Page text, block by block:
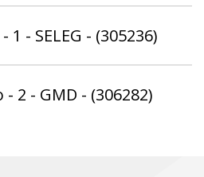
1 - SELEG - (305236)
- 2 - GMD - (306282)